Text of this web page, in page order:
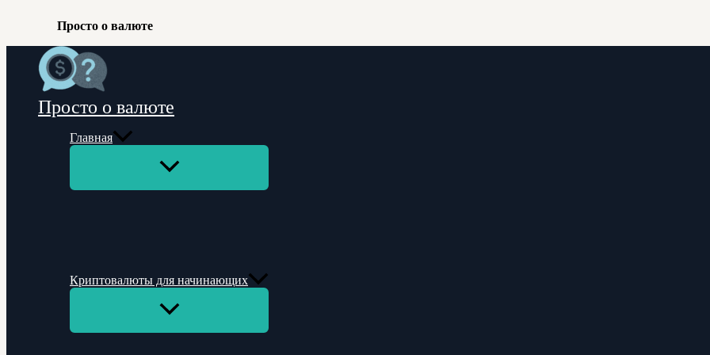
Просто о валюте
Перейти
содержимому
Просто о валюте
Главная
Переключатель
Криптовалюты для начинающих
Переключатель